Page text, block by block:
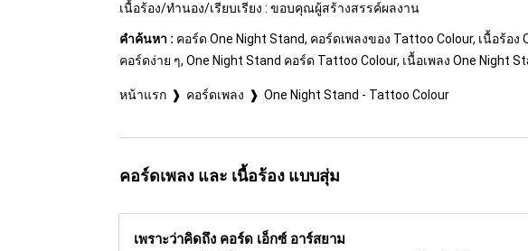
เนื้อร้อง/ทำนอง/เรียบเรียง : ขอบคุณผู้สร้างสรรค์ผลงาน
คำค้นหา : คอร์ด One Night Stand, คอร์ดเพลงของ Tattoo Colour, เนื้อร้อ
คอร์ดง่าย ๆ, One Night Stand คอร์ด Tattoo Colour, เนื้อเพลง One Night
หน้าแรก คอร์ดเพลง One Night Stand - Tattoo Colour
คอร์ดเพลง และ เนื้อร้อง แบบสุ่ม
เพราะว่าคิดถึง คอร์ด เอ็กซ์ อาร์สยาม